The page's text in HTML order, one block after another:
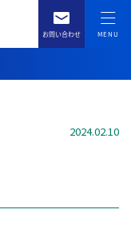
2024.02.10